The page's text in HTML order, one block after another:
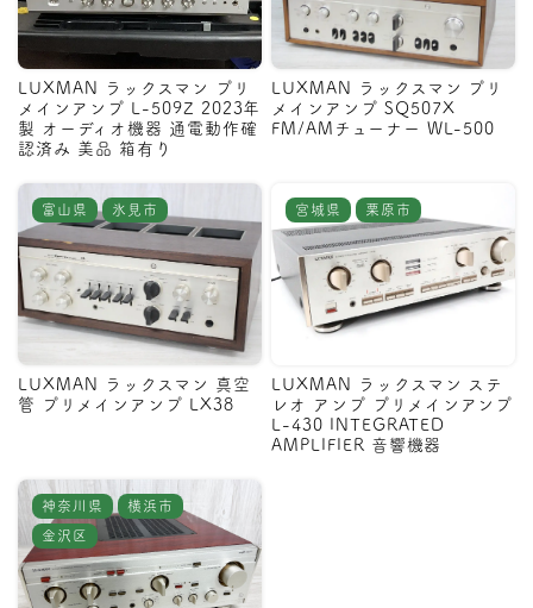
LUXMAN ラックスマン プリ
メインアンプ L-509Z 2023年
製 オーディオ機器 通電動作確
認済み 美品 箱有り
LUXMAN ラックスマン プリ
メインアンプ SQ507X
FM/AMチューナー WL-500
富山県 氷見市
LUXMAN ラックスマン 真空
管 プリメインアンプ LX38
宮城県 栗原市
LUXMAN ラックスマン ステ
レオ アンプ プリメインアンプ
L-430 INTEGRATED
AMPLIFIER 音響機器
神奈川県 横浜市
金沢区